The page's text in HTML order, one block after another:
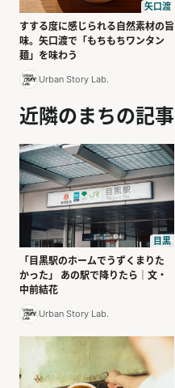
矢口渡
すする度に感じられる自然素材の旨
味。矢口渡で「もちもちワンタン
麺」を味わう
Urban Story Lab.
近隣のまちの記事
目黒
「目黒駅のホームでうずくまりた
かった」 あの駅で降りたら｜文・
中前結花
Urban Story Lab.